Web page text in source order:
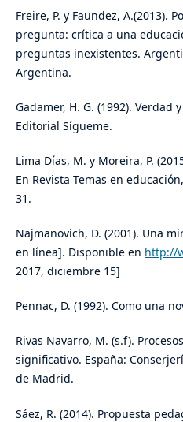
Freire, P. y Faundez, A.(2013).
pregunta: crítica a una
preguntas inexistentes.
Argentina.
Gadamer, H. G. (1992). Verdad
Editorial Sígueme.
Lima Días, M. y Moreira, P.
En Revista Temas en
31.
Najmanovich, D. (2001). Una
en línea]. Disponible en http://
2017, diciembre 15]
Pennac, D. (1992). Como una
Rivas Navarro, M. (s.f).
significativo. España:
de Madrid.
Sáez, R. (2014). Propuesta